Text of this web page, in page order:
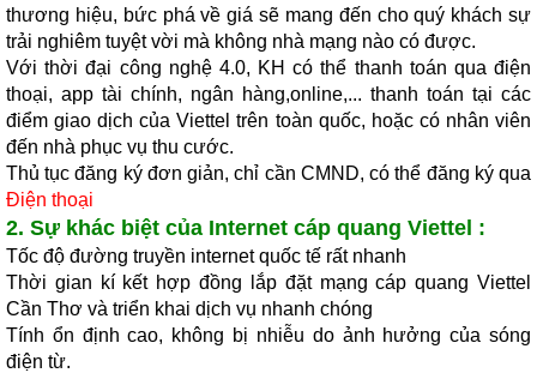
thương hiệu, bức phá về giá sẽ mang đến cho quý khách sự
trải nghiêm tuyệt vời mà không nhà mạng nào có được.
Với thời đại công nghệ 4.0, KH có thể thanh toán qua điện
thoại, app tài chính, ngân hàng,online,... thanh toán tại các
điểm giao dịch của Viettel trên toàn quốc, hoặc có nhân viên
đến nhà phục vụ thu cước.
Thủ tục đăng ký đơn giản, chỉ cần CMND, có thể đăng ký qua
Điện thoại
2. Sự khác biệt của Internet cáp quang Viettel :
Tốc độ đường truyền internet quốc tế rất nhanh
Thời gian kí kết hợp đồng lắp đặt mạngcáp quang Viettel
Cần Thơ và triển khai dịch vụ nhanh chóng
Tính ổn định cao, không bị nhiễu do ảnh hưởng của sóng
điện từ.